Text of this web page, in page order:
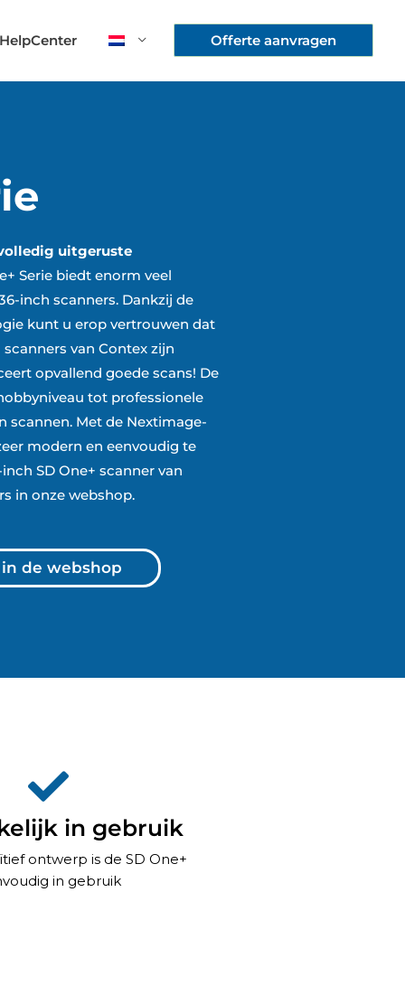
HelpCenter Offerte aanvragen
uitgeruste
Serie biedt enorm veel
inch scanners. Dankzij de
kunt u erop vertrouwen dat
scanners van Contex zijn
opvallend goede scans! De
tot professionele
scannen. Met de Nextimage-
modern en eenvoudig te
SD One+ scanner van
in onze webshop.
de webshop
in gebruik
ontwerp is de SD One+
in gebruik